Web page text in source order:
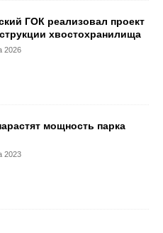
ГОК реализовал проект
хвостохранилища
2026
мощность парка
2023